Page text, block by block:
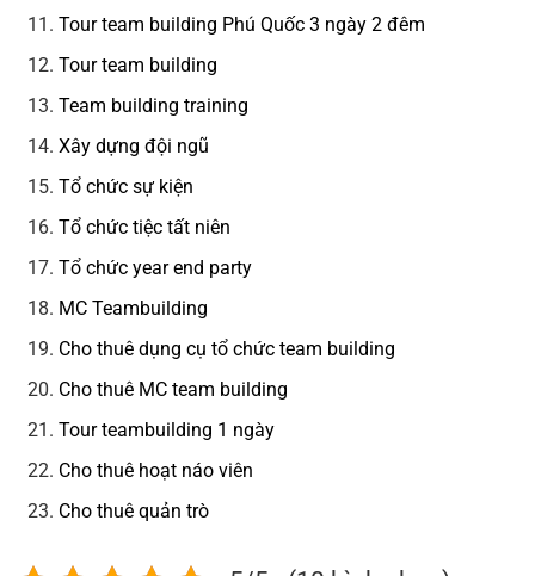
Tour team building Phú Quốc 3 ngày 2 đêm
Tour team building
Team building training
Xây dựng đội ngũ
Tổ chức sự kiện
Tổ chức tiệc tất niên
Tổ chức year end party
MC Teambuilding
Cho thuê dụng cụ tổ chức team building
Cho thuê MC team building
Tour teambuilding 1 ngày
Cho thuê hoạt náo viên
Cho thuê quản trò